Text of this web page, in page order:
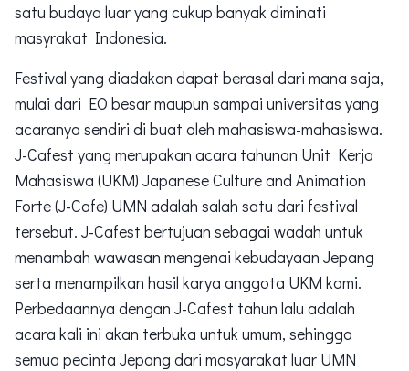
satu budaya luar yang cukup banyak diminati
masyrakat Indonesia.
Festival yang diadakan dapat berasal dari mana saja,
mulai dari EO besar maupun sampai universitas yang
acaranya sendiri di buat oleh mahasiswa-mahasiswa.
J-Cafest yang merupakan acara tahunan Unit Kerja
Mahasiswa (UKM) Japanese Culture and Animation
Forte (J-Cafe) UMN adalah salah satu dari festival
tersebut. J-Cafest bertujuan sebagai wadah untuk
menambah wawasan mengenai kebudayaan Jepang
serta menampilkan hasil karya anggota UKM kami.
Perbedaannya dengan J-Cafest tahun lalu adalah
acara kali ini akan terbuka untuk umum, sehingga
semua pecinta Jepang dari masyarakat luar UMN